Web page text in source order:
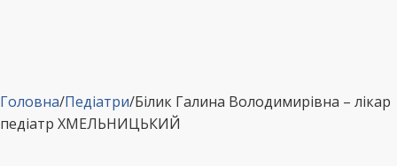
Головна/Педіатри/Білик Галина Володимирівна – лікар
педіатр ХМЕЛЬНИЦЬКИЙ